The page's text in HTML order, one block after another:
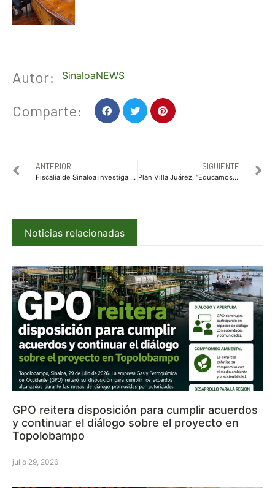
Autor: SinaloaNEWS
Comparte:
ANTERIOR
Fiscalía de Sinaloa investiga como homicidio doloso la muerte de siete internos en el penal de Aguaruto
SIGUIENTE
Plan Villa Juárez, “Educamos para La Paz”: La Secretaría de Educación Federal y la SEPyC encabezan Jornada Interinstitucional
Noticias relacionadas
GPO reitera disposición para cumplir acuerdos
y continuar el diálogo sobre el proyecto en
Topolobampo
julio 29, 2026